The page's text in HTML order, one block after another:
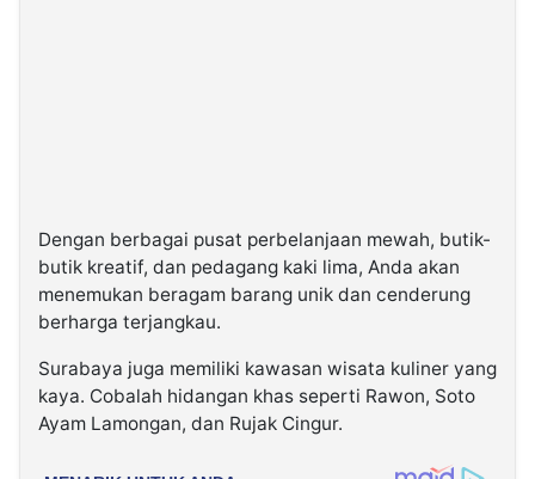
Dengan berbagai pusat perbelanjaan mewah, butik-
butik kreatif, dan pedagang kaki lima, Anda akan
menemukan beragam barang unik dan cenderung
berharga terjangkau.
Surabaya juga memiliki kawasan wisata kuliner yang
kaya. Cobalah hidangan khas seperti Rawon, Soto
Ayam Lamongan, dan Rujak Cingur.